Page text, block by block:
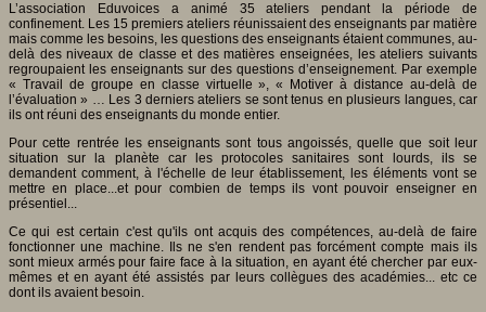
L’association Eduvoices a animé 35 ateliers pendant la période de
confinement. Les 15 premiers ateliers réunissaient des enseignants par matière
mais comme les besoins, les questions des enseignants étaient communes, au-
delà des niveaux de classe et des matières enseignées, les ateliers suivants
regroupaient les enseignants sur des questions d’enseignement. Par exemple
« Travail de groupe en classe virtuelle », « Motiver à distance au-delà de
l’évaluation » … Les 3 derniers ateliers se sont tenus en plusieurs langues, car
ils ont réuni des enseignants du monde entier.
Pour cette rentrée les enseignants sont tous angoissés, quelle que soit leur
situation sur la planète car les protocoles sanitaires sont lourds, ils se
demandent comment, à l'échelle de leur établissement, les éléments vont se
mettre en place...et pour combien de temps ils vont pouvoir enseigner en
présentiel...
Ce qui est certain c'est qu'ils ont acquis des compétences, au-delà de faire
fonctionner une machine. Ils ne s'en rendent pas forcément compte mais ils
sont mieux armés pour faire face à la situation, en ayant été chercher par eux-
mêmes et en ayant été assistés par leurs collègues des académies... etc ce
dont ils avaient besoin.